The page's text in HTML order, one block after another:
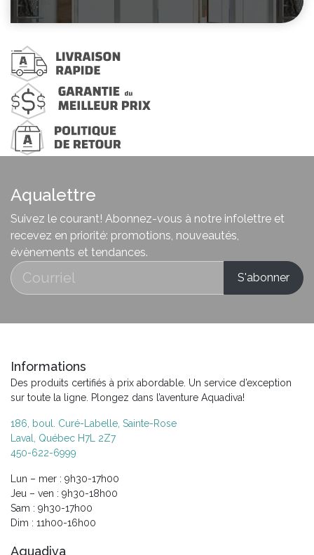
Aqualettre
Suivez le courant! Abonnez-vous à notre infolettre et
recevez en priorité: promotions, nouveautés,
évènements et tendances.
Informations
Des produits certifiés à prix abordable. Un service d’exception
sur toute la ligne. Plongez dans l’aventure Aquadiva!
186, boul. Curé-Labelle, Sainte-Rose
Laval, Québec H7L 2Z7
450-622-6999
Lun – mer : 9h30-17h00
Jeu – ven : 9h30-18h00
Sam : 9h30-17h00
Dim : 11h00-16h00
Aquadiva